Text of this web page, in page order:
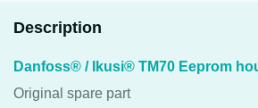
Description
Danfoss® / Ikusi® TM70 Eeprom
Original spare part